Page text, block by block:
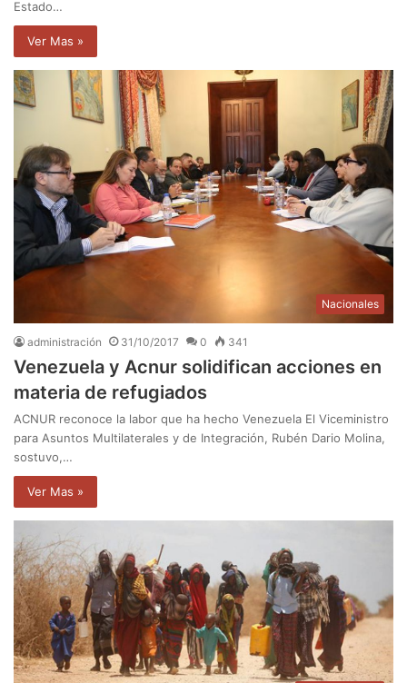
Estado…
Ver Mas »
Nacionales
administración 31/10/2017 0 341
Venezuela y Acnur solidifican acciones en
materia de refugiados
ACNUR reconoce la labor que ha hecho Venezuela El Viceministro
para Asuntos Multilaterales y de Integración, Rubén Dario Molina,
sostuvo,…
Ver Mas »